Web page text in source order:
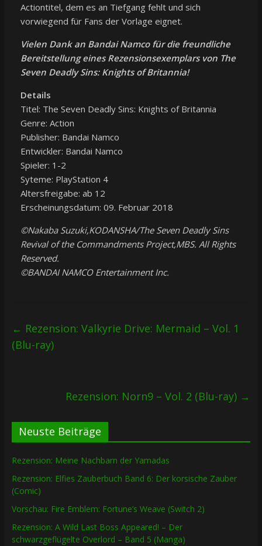
Actiontitel, dem es an Tiefgang fehlt und sich
vorwiegend für Fans der Vorlage eignet.
Vielen Dank an Bandai Namco für die freundliche
Bereitstellung eines Rezensionsexemplars von The
Seven Deadly Sins: Knights of Britannia!
Details
Titel: The Seven Deadly Sins: Knights of Britannia
Genre: Action
Publisher: Bandai Namco
Entwickler: Bandai Namco
Spieler: 1-2
Syteme: PlayStation 4
Altersfreigabe: ab 12
Erscheinungsdatum: 09. Februar 2018
©Nakaba Suzuki,KODANSHA/The Seven Deadly Sins
Revival of the Commandments Project,MBS. All Rights
Reserved.
©BANDAI NAMCO Entertainment Inc.
← Rezension: Valkyrie Drive: Mermaid – Vol. 1
(Blu-ray)
Rezension: Norn9 – Vol. 2 (Blu-ray) →
Neuste Beiträge
Rezension: Meine Nachbarn der Yamadas
Rezension: Elfies Zauberbuch Band 6: Der korsische Zauber
(Comic)
Vorschau: Fire Emblem: Fortune’s Weave (Switch 2)
Rezension: A Wild Last Boss Appeared! – Der
schwarzgeflügelte Overlord – Band 5 (Manga)